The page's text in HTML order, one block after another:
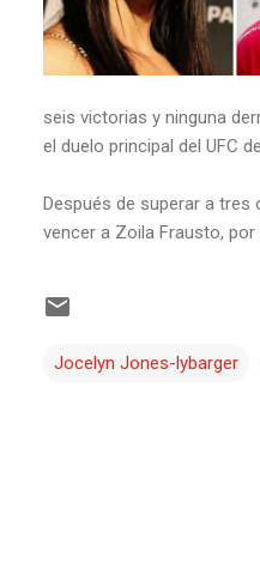
seis victorias y ninguna
el duelo principal del UFC
Después de superar a tres
vencer a Zoila Frausto, por
Jocelyn Jones-lybarger